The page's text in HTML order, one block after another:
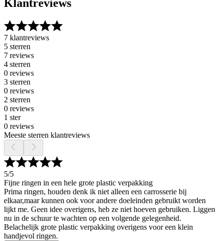
Klantreviews
7 klantreviews
5 sterren
7 reviews
4 sterren
0 reviews
3 sterren
0 reviews
2 sterren
0 reviews
1 ster
0 reviews
Meeste sterren klantreviews
5/5
Fijne ringen in een hele grote plastic verpakking
Prima ringen, houden denk ik niet alleen een carrosserie bij
elkaar,maar kunnen ook voor andere doeleinden gebruikt worden
lijkt me. Geen idee overigens, heb ze niet hoeven gebruiken. Liggen
nu in de schuur te wachten op een volgende gelegenheid.
Belachelijk grote plastic verpakking overigens voor een klein
handjevol ringen.